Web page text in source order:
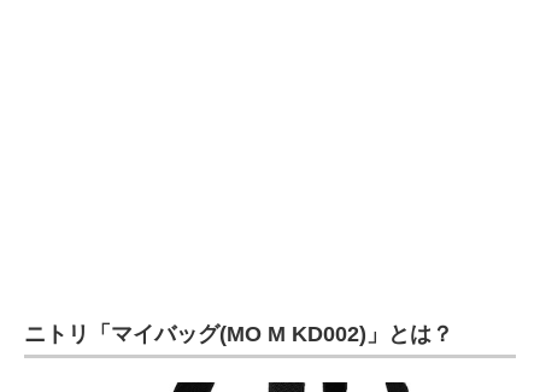
ニトリ「マイバッグ(MO M KD002)」とは？